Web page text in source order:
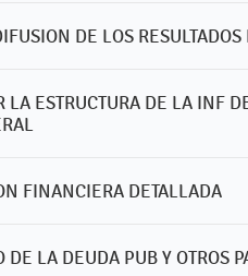
DE LOS
LA ESTRUCTURA DE LA INF
FINANCIERA DETALLADA
LA DEUDA PUB Y OTROS